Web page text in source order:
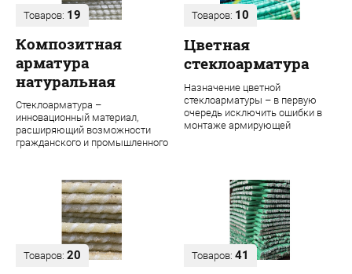
Товаров: 19
Композитная
арматура
натуральная
Стеклоарматура –
инновационный материал,
расширяющий возможности
гражданского и промышленного
Товаров: 10
Цветная
стеклоарматура
Назначение цветной
стеклоарматуры – в первую
очередь исключить ошибки в
монтаже армирующей
Товаров: 20 Товаров: 41